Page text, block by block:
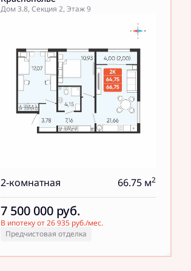
Дом 3.8, Секция 2, Этаж 9
2-комнатная 66.75 м2
7 500 000 руб.
В ипотеку от 26 935 руб./мес.
Предчистовая отделка